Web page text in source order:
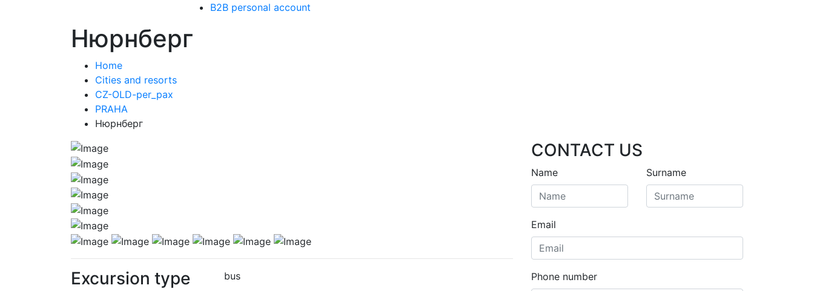
B2B personal account
Нюрнберг
Home
Cities and resorts
CZ-OLD-per_pax
PRAHA
Нюрнберг
Excursion type bus
CONTACT US
Name Surname
Email
Phone number